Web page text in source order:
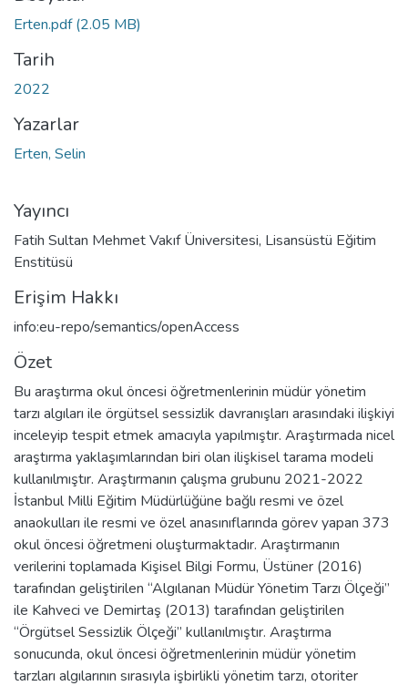
Erten.pdf(2.05 MB)
Tarih
2022
Yazarlar
Erten, Selin
Yayıncı
Fatih Sultan Mehmet Vakıf Üniversitesi, Lisansüstü Eğitim
Enstitüsü
Erişim Hakkı
info:eu-repo/semantics/openAccess
Özet
Bu araştırma okul öncesi öğretmenlerinin müdür yönetim
tarzı algıları ile örgütsel sessizlik davranışları arasındaki ilişkiyi
inceleyip tespit etmek amacıyla yapılmıştır. Araştırmada nicel
araştırma yaklaşımlarından biri olan ilişkisel tarama modeli
kullanılmıştır. Araştırmanın çalışma grubunu 2021-2022
İstanbul Milli Eğitim Müdürlüğüne bağlı resmi ve özel
anaokulları ile resmi ve özel anasınıflarında görev yapan 373
okul öncesi öğretmeni oluşturmaktadır. Araştırmanın
verilerini toplamada Kişisel Bilgi Formu, Üstüner (2016)
tarafından geliştirilen ‘‘Algılanan Müdür Yönetim Tarzı Ölçeği’’
ile Kahveci ve Demirtaş (2013) tarafından geliştirilen
‘‘Örgütsel Sessizlik Ölçeği’’ kullanılmıştır. Araştırma
sonucunda, okul öncesi öğretmenlerinin müdür yönetim
tarzları algılarının sırasıyla işbirlikli yönetim tarzı, otoriter